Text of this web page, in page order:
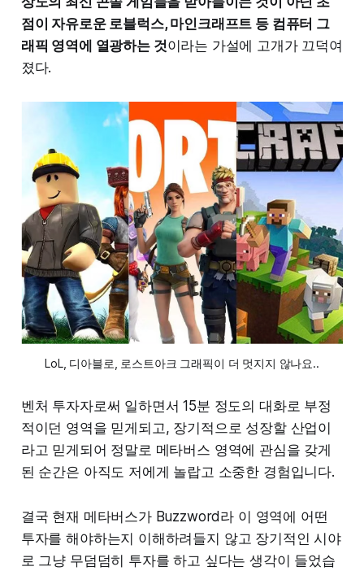
점이 자유로운 로블럭스, 마인크래프트 등 컴퓨터 그
래픽 영역에 열광하는 것이라는 가설에 고개가 끄덕여
졌다.
LoL, 디아블로, 로스트아크 그래픽이 더 멋지지 않나요..
벤처 투자자로써 일하면서 15분 정도의 대화로 부정
적이던 영역을 믿게되고, 장기적으로 성장할 산업이
라고 믿게되어 정말로 메타버스 영역에 관심을 갖게
된 순간은 아직도 저에게 놀랍고 소중한 경험입니다.
결국 현재 메타버스가 Buzzword라 이 영역에 어떤
투자를 해야하는지 이해하려들지 않고 장기적인 시야
로 그냥 무덤덤히 투자를 하고 싶다는 생각이 들었습